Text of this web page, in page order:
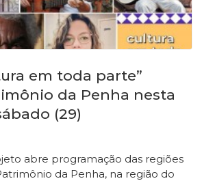
em toda parte”
da Penha nesta
(29)
abre programação das regiões
da Penha, na região do